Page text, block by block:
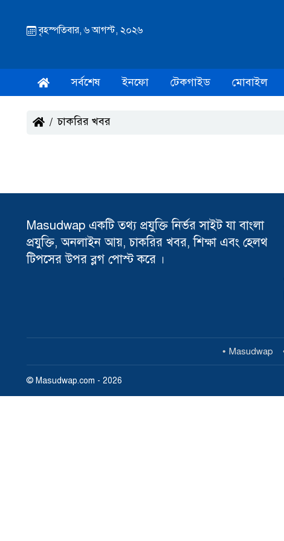
বৃহস্পতিবার, ৬ আগস্ট, ২০২৬
সর্বশেষ ইনফো টেকগাইড মোবাইল
চাকরির খবর
Masudwap একটি তথ্য প্রযুক্তি নির্ভর সাইট যা বাংলা
প্রযুক্তি, অনলাইন আয়, চাকরির খবর, শিক্ষা এবং হেলথ
টিপসের উপর ব্লগ পোস্ট করে ।
Masudwap
© Masudwap.com - 2026